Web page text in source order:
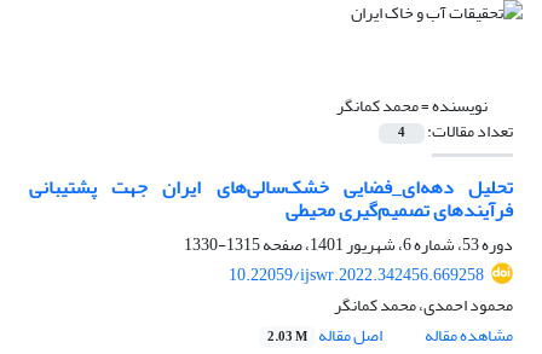
نویسنده =محمد کمانگر
تعداد مقالات: 4
تحلیل دهه‌ای_فضایی خشک‌سالی‌های ایران جهت پشتیبانی
فرآیندهای تصمیم‌گیری محیطی
دوره 53، شماره 6، شهریور 1401، صفحه
1315-1330
10.22059/ijswr.2022.342456.669258
محمود احمدی، محمد کمانگر
مشاهده مقاله
اصل مقاله 2.03 M